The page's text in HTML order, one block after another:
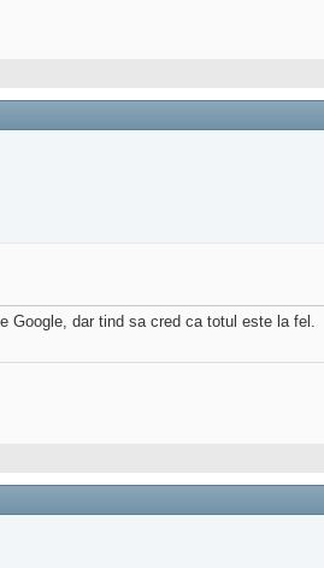
Google, dar tind sa cred ca totul este la fel.